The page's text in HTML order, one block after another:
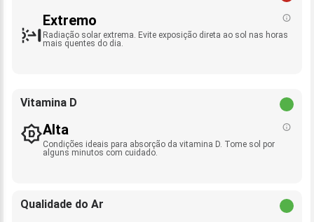
Extremo
Radiação solar extrema. Evite exposição direta ao sol nas horas
mais quentes do dia.
Vitamina D
Alta
Condições ideais para absorção da vitamina D. Tome sol por
alguns minutos com cuidado.
Qualidade do Ar